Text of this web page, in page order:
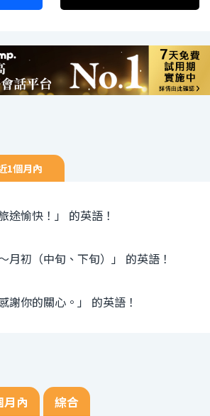
1個月內
途愉快！」 的英語！
月初（中旬、下旬）」 的英語！
謝你的關心。」 的英語！
月內 綜合